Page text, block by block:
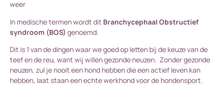
weer
In medische termen wordt dit Branchycephaal Obstructief
syndroom (BOS) genoemd.
Dit is 1 van de dingen waar we goed op letten bij de keuze van de
teef en de reu, want wij willen gezonde neuzen. Zonder gezonde
neuzen, zul je nooit een hond hebben die een actief leven kan
hebben, laat staan een echte werkhond voor de hondensport.